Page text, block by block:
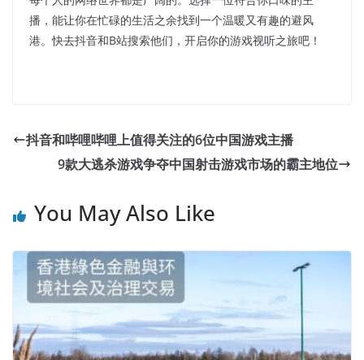
播，能让你在忙碌的生活之余找到一个温暖又有趣的避风
港。快去抖音和B站搜索他们，开启你的游戏视听之旅吧！
抖音和哔哩哔哩上值得关注的6位中国游戏主播
9款大逃杀游戏争夺中国射击游戏市场的霸主地位
You May Also Like